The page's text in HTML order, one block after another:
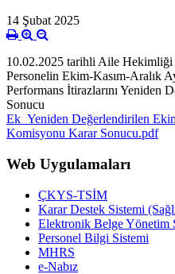
14 Şubat 2025
10.02.2025 tarihli Aile Hekimliği
Personelin Ekim-Kasım-Aralık
Performans İtirazlarını Yeniden
Sonucu
Ek_Yeniden Değerlendirilen
Komisyonu Karar Sonucu.pdf
Web Uygulamaları
ÇKYS-TSİM
Karar Destek Sistemi
Elektronik Belge Yönetim
Personel Bilgi Sistemi
MHRS
e-Nabız